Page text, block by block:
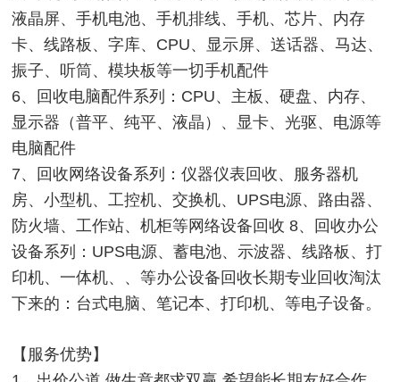
液晶屏、手机电池、手机排线、手机、芯片、内存
卡、线路板、字库、CPU、显示屏、送话器、马达、
振子、听筒、模块板等一切手机配件
6、回收电脑配件系列：CPU、主板、硬盘、内存、
显示器（普平、纯平、液晶）、显卡、光驱、电源等
电脑配件
7、回收网络设备系列：仪器仪表回收、服务器机
房、小型机、工控机、交换机、UPS电源、路由器、
防火墙、工作站、机柜等网络设备回收 8、回收办公
设备系列：UPS电源、蓄电池、示波器、线路板、打
印机、一体机、、等办公设备回收长期专业回收淘汰
下来的：台式电脑、笔记本、打印机、等电子设备。
【服务优势】